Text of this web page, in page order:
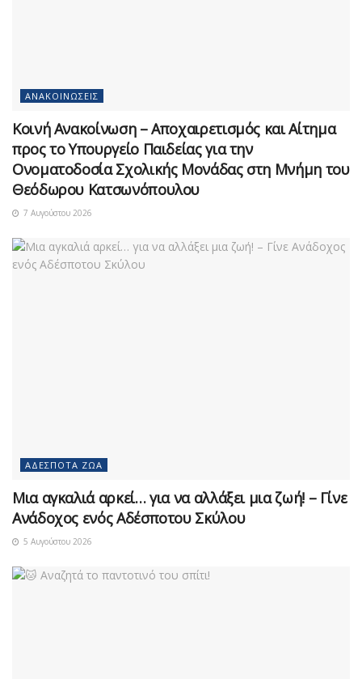
ΑΝΑΚΟΙΝΏΣΕΙΣ
Κοινή Ανακοίνωση – Αποχαιρετισμός και Αίτημα
προς το Υπουργείο Παιδείας για την
Ονοματοδοσία Σχολικής Μονάδας στη Μνήμη του
Θεόδωρου Κατσωνόπουλου
7 Αυγούστου 2026
ΑΔΈΣΠΟΤΑ ΖΏΑ
Μια αγκαλιά αρκεί… για να αλλάξει μια ζωή! – Γίνε
Ανάδοχος ενός Αδέσποτου Σκύλου
5 Αυγούστου 2026